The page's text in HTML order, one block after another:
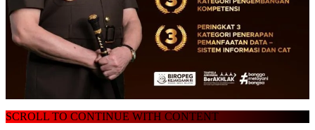
SCROLL TO CONTINUE WITH CONTENT